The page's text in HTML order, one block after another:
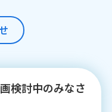
検討中のみなさ